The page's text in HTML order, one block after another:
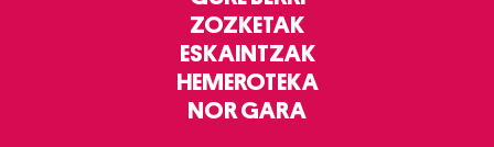
ZOZKETAK
ESKAINTZAK
HEMEROTEKA
NOR GARA